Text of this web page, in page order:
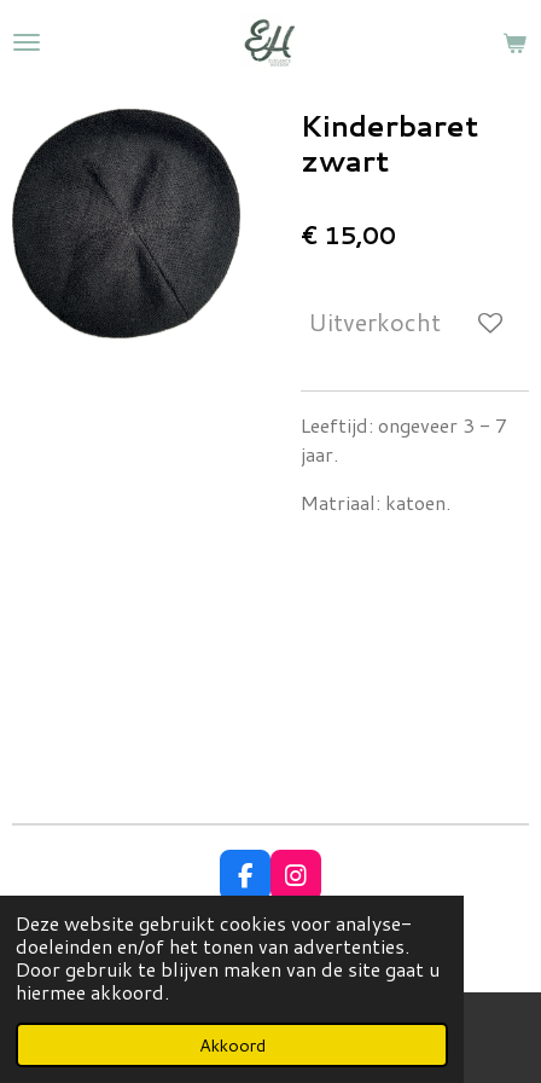
Deze website gebruikt cookies voor analyse-
doeleinden en/of het tonen van advertenties.
Door gebruik te blijven maken van de site gaat u
hiermee akkoord.
Akkoord
direct
hoofdinhoud
Kinderbaret
zwart
€ 15,00
Uitverkocht
Leeftijd: ongeveer 3 - 7
jaar.
Matriaal: katoen.
F
c
e
b
o
k
I
s
t
a
r
m
© Copyright 2023 EleganceHoeden
Powered byJouwWeb